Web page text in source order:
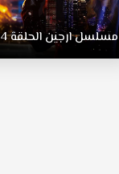
مسلسلارجين الحلقة4